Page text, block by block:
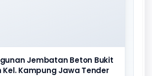
Jembatan Beton Bukit
Kel. Kampung Jawa Tender